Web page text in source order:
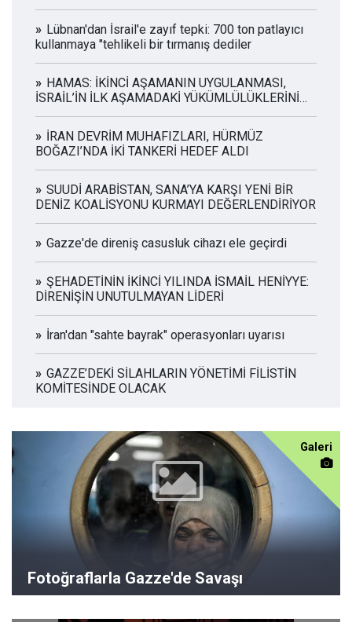
Lübnan'dan İsrail'e zayıf tepki: 700 ton patlayıcı
kullanmaya "tehlikeli bir tırmanış dediler
HAMAS: İKİNCİ AŞAMANIN UYGULANMASI,
İSRAİL’İN İLK AŞAMADAKİ YÜKÜMLÜLÜKLERİNİ
YERİNE GETİRMESİNE BAĞLI
İRAN DEVRİM MUHAFIZLARI, HÜRMÜZ
BOĞAZI’NDA İKİ TANKERİ HEDEF ALDI
SUUDİ ARABİSTAN, SANA’YA KARŞI YENİ BİR
DENİZ KOALİSYONU KURMAYI DEĞERLENDİRİYOR
Gazze'de direniş casusluk cihazı ele geçirdi
ŞEHADETİNİN İKİNCİ YILINDA İSMAİL HENİYYE:
DİRENİŞİN UNUTULMAYAN LİDERİ
İran'dan "sahte bayrak" operasyonları uyarısı
GAZZE’DEKİ SİLAHLARIN YÖNETİMİ FİLİSTİN
KOMİTESİNDE OLACAK
Galeri
Fotoğraflarla Gazze'de Savaşı